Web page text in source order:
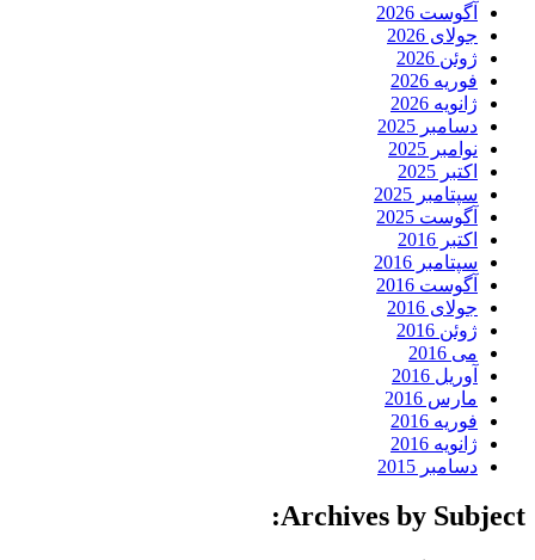
آگوست 2026
جولای 2026
ژوئن 2026
فوریه 2026
ژانویه 2026
دسامبر 2025
نوامبر 2025
اکتبر 2025
سپتامبر 2025
آگوست 2025
اکتبر 2016
سپتامبر 2016
آگوست 2016
جولای 2016
ژوئن 2016
می 2016
آوریل 2016
مارس 2016
فوریه 2016
ژانویه 2016
دسامبر 2015
Archives by Subject: